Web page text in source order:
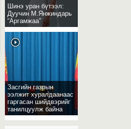
Шинэ уран бүтээл:
Дуучин М.Янжиндарь
“Аргамжаа”
Засгийн газрын
ээлжит хуралдаанаас
гаргасан шийдвэрийг
танилцуулж байна